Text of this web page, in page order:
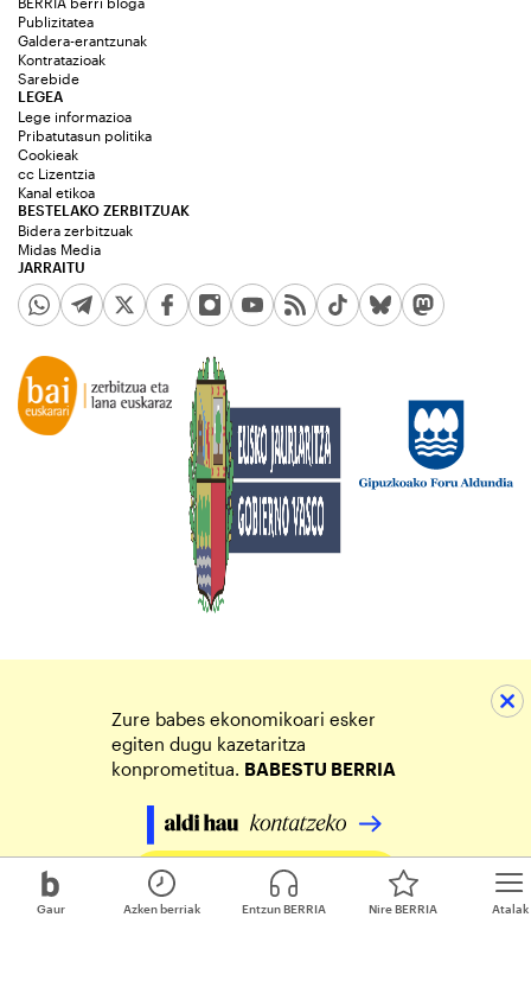
Gaur Atalak
Azken berriak Entzun BERRIA Nire BERRIA
Publizitatea
Galdera-erantzunak
Kontratazioak
Sarebide
JARRAITU
LEGEA
Lege informazioa
Pribatutasun politika
Cookieak
cc Lizentzia
Kanal etikoa
BESTELAKO ZERBITZUAK
Bidera zerbitzuak
Midas Media
Zure babes ekonomikoari esker
egiten dugu kazetaritza
konprometitua. BABESTU BERRIA
Egin zure ekarpena